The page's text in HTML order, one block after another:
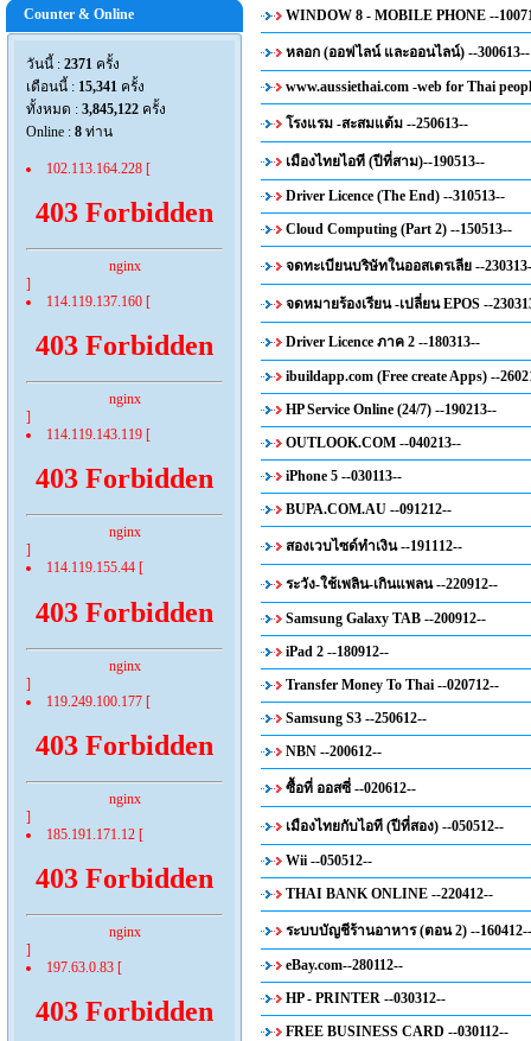
Counter & Online
วันนี้ : 2371 ครั้ง
เดือนนี้ : 15,341 ครั้ง
ทั้งหมด : 3,845,122 ครั้ง
Online : 8 ท่าน
102.113.164.228 [
403 Forbidden
nginx
]
114.119.137.160 [
403 Forbidden
nginx
]
114.119.143.119 [
403 Forbidden
nginx
]
114.119.155.44 [
403 Forbidden
nginx
]
119.249.100.177 [
403 Forbidden
nginx
]
185.191.171.12 [
403 Forbidden
nginx
]
197.63.0.83 [
403 Forbidden
WINDOW 8 - MOBILE PHONE --
หลอก (ออฟไลน์ และออนไลน์) --300613--
www.aussiethai.com -web for Thai
โรงแรม -สะสมแต้ม --250613--
เมืองไทยไอที (ปีที่สาม)--190513--
Driver Licence (The End) --310513--
Cloud Computing (Part 2) --150513--
จดทะเบียนบริษัทในออสเตรเลีย --
จดหมายร้องเรียน -เปลี่ยน EPOS --
Driver Licence ภาค 2 --180313--
ibuildapp.com (Free create Apps) --
HP Service Online (24/7) --190213--
OUTLOOK.COM --040213--
iPhone 5 --030113--
BUPA.COM.AU --091212--
สองเวบไซด์ทำเงิน --191112--
ระวัง-ใช้เพลิน-เกินแพลน --220912--
Samsung Galaxy TAB --200912--
iPad 2 --180912--
Transfer Money To Thai --020712--
Samsung S3 --250612--
NBN --200612--
ซื้อที่ ออสซี่ --020612--
เมืองไทยกับไอที (ปีที่สอง) --050512--
Wii --050512--
THAI BANK ONLINE --220412--
ระบบบัญชีร้านอาหาร (ตอน 2) --160412--
eBay.com--280112--
HP - PRINTER --030312--
FREE BUSINESS CARD --030112--